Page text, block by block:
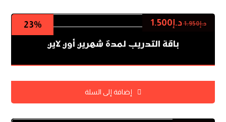
23%
باقة التدريب لمدة شهرين أون لاين
د.إ1.950 د.إ 1.500
إضافة إلى السلة